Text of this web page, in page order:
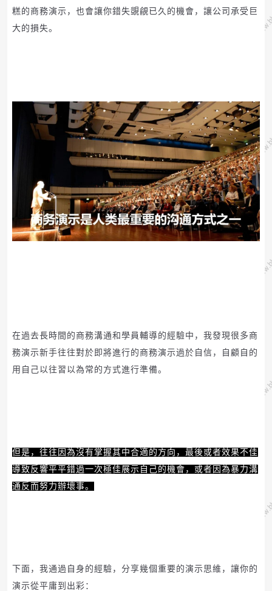
糕的商務演示，也會讓你錯失覬覦已久的機會，讓公司承受巨
大的損失。
在過去長時間的商務溝通和學員輔導的經驗中，我發現很多商
務演示新手往往對於即將進行的商務演示過於自信，自顧自的
用自己以往習以為常的方式進行準備。
但是，往往因為沒有掌握其中合適的方向，最後或者效果不佳
導致反響平平錯過一次極佳展示自己的機會，或者因為暴力溝
通反而努力辦壞事。
下面，我通過自身的經驗，分享幾個重要的演示思維，讓你的
演示從平庸到出彩：